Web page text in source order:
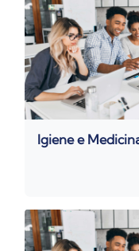
Igiene e